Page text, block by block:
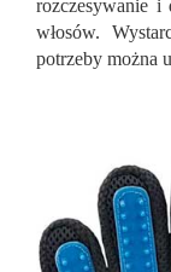
rozczesywanie i
włosów.
potrzeby można